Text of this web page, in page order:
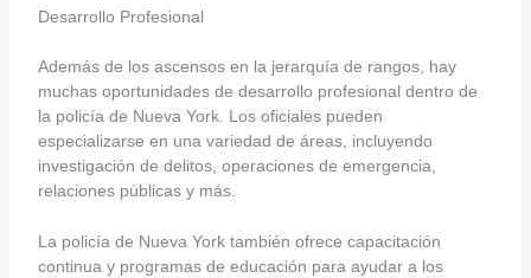
Desarrollo Profesional
Además de los ascensos en la jerarquía de rangos, hay
muchas oportunidades de desarrollo profesional dentro de
la policía de Nueva York. Los oficiales pueden
especializarse en una variedad de áreas, incluyendo
investigación de delitos, operaciones de emergencia,
relaciones públicas y más.
La policía de Nueva York también ofrece capacitación
continua y programas de educación para ayudar a los